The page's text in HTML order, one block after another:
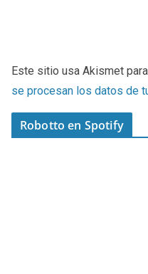
Este sitio usa Akismet
se procesan los datos de
Robotto en Spotify